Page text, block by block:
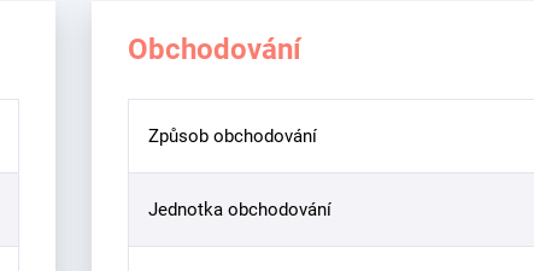
Obchodování
Způsob obchodování
Jednotka obchodování